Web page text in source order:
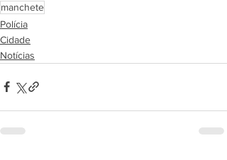
manchete
Polícia
Cidade
Notícias